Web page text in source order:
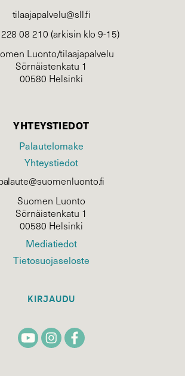
tilaajapalvelu@sll.fi
228 08 210 (arkisin klo 9-15)
Luonto/tilaajapalvelu
Sörnäistenkatu 1
00580 Helsinki
YHTEYSTIEDOT
Palautelomake
Yhteystiedot
Suomen Luonto
Sörnäistenkatu 1
00580 Helsinki
Mediatiedot
Tietosuojaseloste
KIRJAUDU